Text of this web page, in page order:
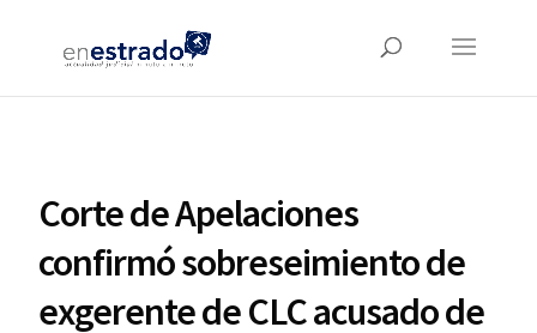
Corte de Apelaciones
confirmó sobreseimiento de
exgerente de CLC acusado de